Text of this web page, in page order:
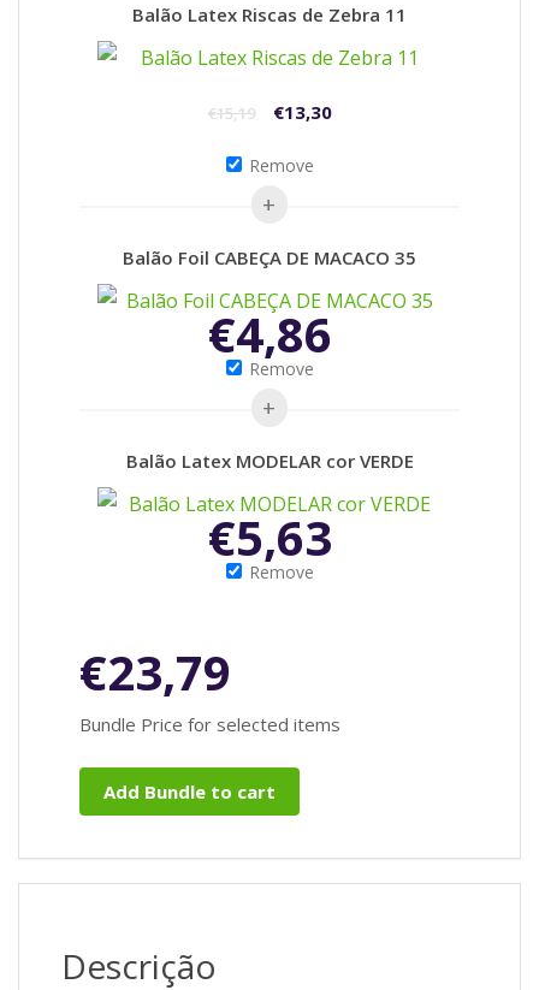
€15,19 €13,30
Balão Latex Riscas de Zebra 11
Remove
€4,86
Balão Foil CABEÇA DE MACACO 35
Remove
€5,63
Balão Latex MODELAR cor VERDE
Remove
€23,79
Bundle Price for selected items
Add Bundle to cart
Descrição